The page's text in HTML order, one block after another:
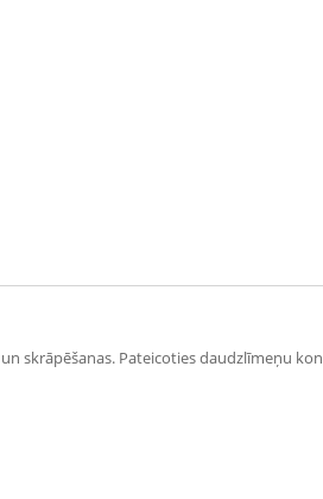
skrāpēšanas. Pateicoties daudzlīmeņu